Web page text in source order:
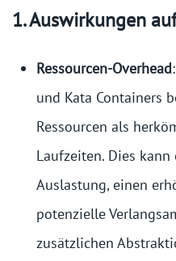
1. Auswirkungen
Ressourcen-Overhead
und Kata Containers
Ressourcen als
Laufzeiten. Dies kann
Auslastung, einen
potenzielle
zusätzlichen